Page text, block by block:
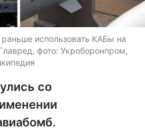
использовать КАБы на
фото: Укроборонпром,
со